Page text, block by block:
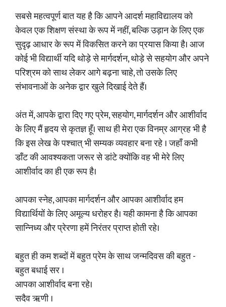
सबसे महत्वपूर्ण बात यह है कि आपने आदर्श महाविद्यालय को
केवल एक शिक्षण संस्था के रूप में नहीं, बल्कि उड़ान के लिए एक
सुदृढ़ आधार के रूप में विकसित करने का प्रयास किया है। आज
कोई भी विद्यार्थी यदि थोड़े से मार्गदर्शन, थोड़े से सहयोग और अपने
परिश्रम को साथ लेकर आगे बढ़ना चाहे, तो उसके लिए
संभावनाओं के अनेक द्वार खुले दिखाई देते हैं।
अंत में, आपके द्वारा दिए गए प्रेम, सहयोग, मार्गदर्शन और आशीर्वाद
के लिए मैं हृदय से कृतज्ञ हूँ। साथ ही मेरा एक विनम्र आग्रह भी है
कि इस लेख के पश्चात् भी सम्यक व्यवहार बना रहे । जहाँ कभी
डाँट की आवश्यकता जरूर से डांटे क्योंकि वह भी मेरे लिए
आशीर्वाद का ही एक रूप है।
आपका स्नेह, आपका मार्गदर्शन और आपका आशीर्वाद हम
विद्यार्थियों के लिए अमूल्य धरोहर है। यही कामना है कि आपका
सान्निध्य और प्रेरणा हमें निरंतर प्राप्त होती रहे।
बहुत ही कम शब्दों में बहुत प्रेम के साथ जन्मदिवस की बहुत -
बहुत बधाई सर ।
आपका आशीर्वाद बना रहे।
सदैव ऋणी ।